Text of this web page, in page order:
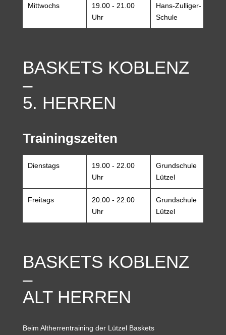
Mittwochs
19.00 - 21.00
Uhr
Hans-Zulliger-
Schule
BASKETS KOBLENZ
–
5. HERREN
Trainingszeiten
Dienstags
19.00 - 22.00
Uhr
Grundschule
Lützel
Freitags
20.00 - 22.00
Uhr
Grundschule
Lützel
BASKETS KOBLENZ
–
ALT HERREN
Beim Altherrentraining der Lützel Baskets